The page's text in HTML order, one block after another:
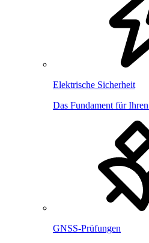
Elektrische Sicherheit
Das Fundament für
GNSS-Prüfungen